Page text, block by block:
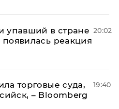
упавший в стране
реакция
20:02
торговые суда,
– Bloomberg
19:40